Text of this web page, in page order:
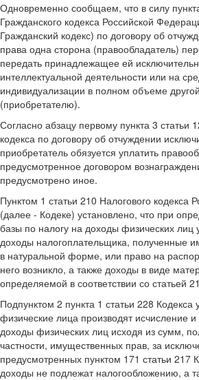
Одновременно сообщаем, что в силу
Гражданского кодекса Российской
Гражданский кодекс) по договору об
права одна сторона (правообладатель)
передать принадлежащее ей
интеллектуальной деятельности или на
индивидуализации в полном объеме
(приобретателю).
Согласно абзацу первому пункта 3 статьи
кодекса по договору об отчуждении
приобретатель обязуется уплатить
предусмотренное договором
предусмотрено иное.
Пунктом 1 статьи 210 Налогового кодекса
(далее - Кодеке) установлено, что при
базы по налогу на доходы физических лиц
доходы налогоплательщика, полученные
в натуральной форме, или право на
него возникло, а также доходы в виде
определяемой в соответствии со статьей
Подпунктом 2 пункта 1 статьи 228 Кодекса
физические лица производят исчисление и
доходы физических лиц исходя из сумм,
частности, имущественных прав, за
предусмотренных пунктом 171 статьи 217
доходы не подлежат налогообложению, а